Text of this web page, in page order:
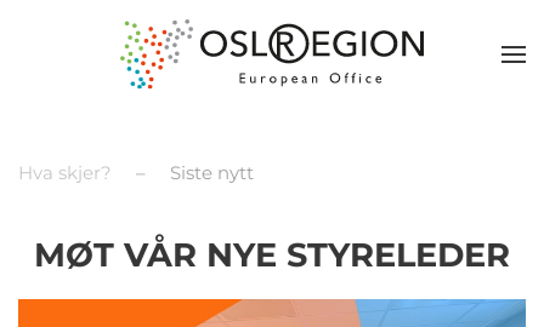
Hva skjer? Siste nytt
MØT VÅR NYE STYRELEDER